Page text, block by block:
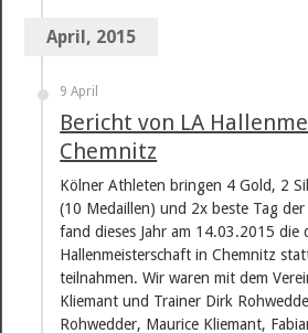
April, 2015
9 April
Bericht von LA
Chemnitz
Kölner Athleten bringen 4 Gold, 2
(10 Medaillen) und 2x beste Tag
fand dieses Jahr am 14.03.2015 die
Hallenmeisterschaft in Chemnitz
teilnahmen. Wir waren mit dem
Kliemant und Trainer Dirk
Rohwedder, Maurice Kliemant,